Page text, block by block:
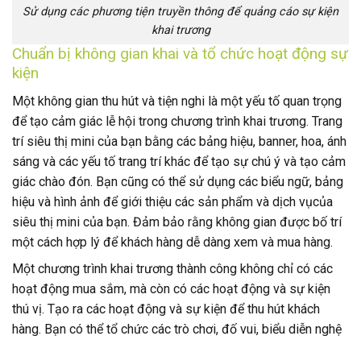
Sử dụng các phương tiện truyền thông để quảng cáo sự kiện
khai trương
Chuẩn bị không gian khai và tổ chức hoạt động sự
kiện
Một không gian thu hút và tiện nghi là một yếu tố quan trọng
để tạo cảm giác lễ hội trong chương trình khai trương. Trang
trí siêu thị mini của bạn bằng các bảng hiệu, banner, hoa, ánh
sáng và các yếu tố trang trí khác để tạo sự chú ý và tạo cảm
giác chào đón. Bạn cũng có thể sử dụng các biểu ngữ, bảng
hiệu và hình ảnh để giới thiệu các sản phẩm và dịch vụcủa
siêu thị mini của bạn. Đảm bảo rằng không gian được bố trí
một cách hợp lý để khách hàng dễ dàng xem và mua hàng.
Một chương trình khai trương thành công không chỉ có các
hoạt động mua sắm, mà còn có các hoạt động và sự kiện
thú vị. Tạo ra các hoạt động và sự kiện để thu hút khách
hàng. Bạn có thể tổ chức các trò chơi, đố vui, biểu diễn nghệ